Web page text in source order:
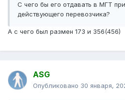
С чего бы его отдавать в МГТ
действующего перевозчика?
А с чего был размен 173 и 356(456)
ASG
Опубликовано 30 января,